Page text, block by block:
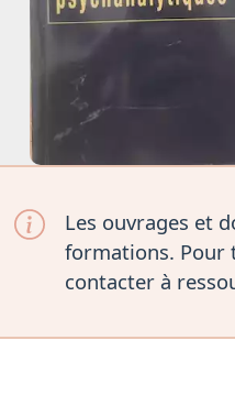
Les ouvrages et
formations. Pour
contacter à